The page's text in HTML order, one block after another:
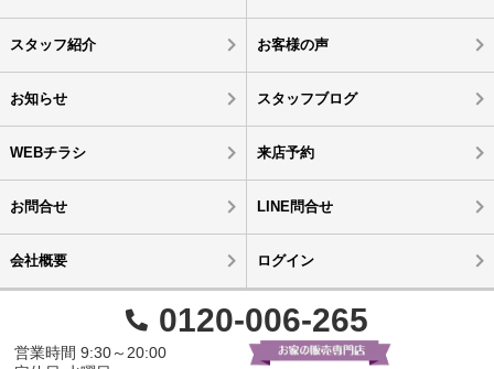
スタッフ紹介 お客様の声
お知らせ スタッフブログ
WEBチラシ 来店予約
お問合せ LINE問合せ
会社概要 ログイン
0120-006-265
営業時間 9:30～20:00